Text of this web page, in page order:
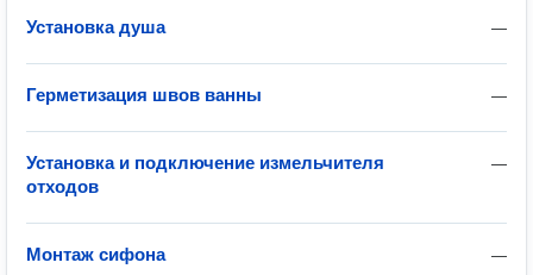
—
Установка душа
—
Герметизация швов ванны
—
Установка и подключение измельчителя
отходов
—
Монтаж сифона